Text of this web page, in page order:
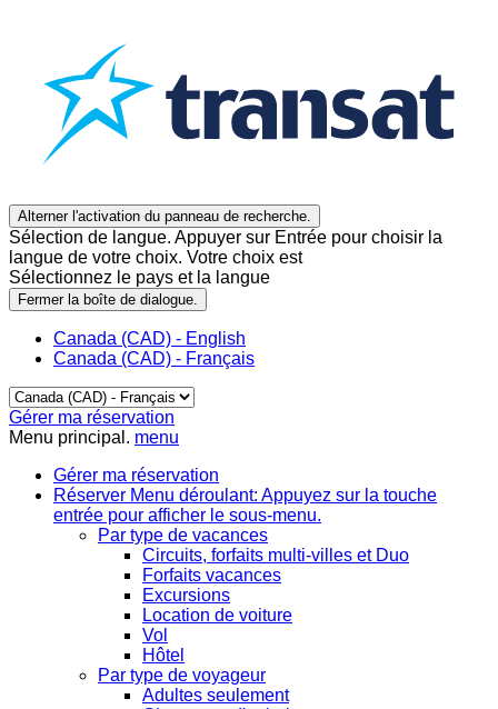
Alterner l'activation du panneau de recherche.
Sélection de langue. Appuyer sur Entrée pour choisir la
langue de votre choix. Votre choix est
Sélectionnez le pays et la langue
Fermer la boîte de dialogue.
Canada (CAD) - English
Canada (CAD) - Français
Gérer ma réservation
Menu principal. menu
Gérer ma réservation
Réserver Menu déroulant: Appuyez sur la touche
entrée pour afficher le sous-menu.
Par type de vacances
Circuits, forfaits multi-villes et Duo
Forfaits vacances
Excursions
Location de voiture
Vol
Hôtel
Par type de voyageur
Adultes seulement